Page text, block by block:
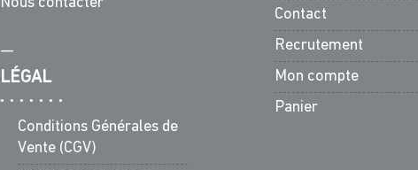
—
LÉGAL
Conditions Générales de
Vente (CGV)
Contact
Recrutement
Mon compte
Panier